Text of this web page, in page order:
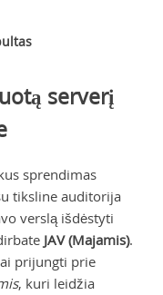
serverį
sprendimas
tiksline auditorija
verslą išdėstyti
JAV (Majamis).
prijungti prie
, kuri leidžia